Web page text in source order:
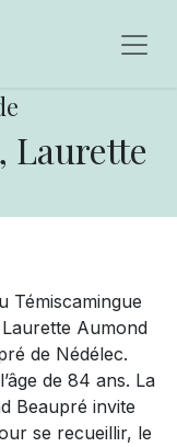
Laurette
Témiscamingue
Aumond
de Nédélec.
de 84 ans. La
Beaupré invite
se recueillir, le